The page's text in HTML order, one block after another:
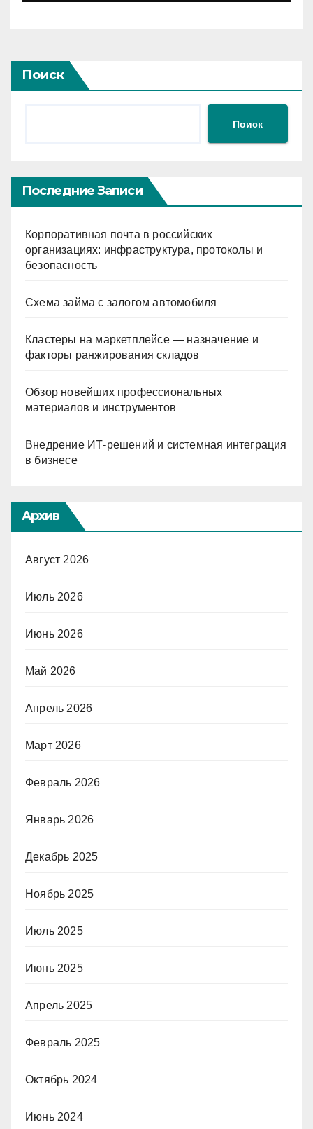
Поиск
Поиск
Последние Записи
Корпоративная почта в российских
организациях: инфраструктура, протоколы и
безопасность
Схема займа с залогом автомобиля
Кластеры на маркетплейсе — назначение и
факторы ранжирования складов
Обзор новейших профессиональных
материалов и инструментов
Внедрение ИТ-решений и системная интеграция
в бизнесе
Архив
Август 2026
Июль 2026
Июнь 2026
Май 2026
Апрель 2026
Март 2026
Февраль 2026
Январь 2026
Декабрь 2025
Ноябрь 2025
Июль 2025
Июнь 2025
Апрель 2025
Февраль 2025
Октябрь 2024
Июнь 2024